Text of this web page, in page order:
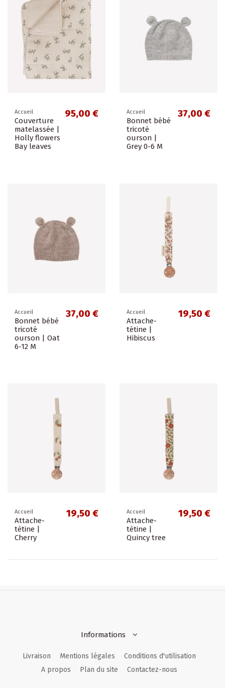
Accueil
Couverture
matelassée |
Holly flowers
Bay leaves
95,00 € Accueil
Bonnet bébé
tricoté
ourson |
Grey 0-6 M
37,00 €
Accueil
Bonnet bébé
tricoté
ourson | Oat
6-12 M
37,00 € Accueil
Attache-
tétine |
Hibiscus
19,50 €
Accueil
Attache-
tétine |
Cherry
19,50 € Accueil
Attache-
tétine |
Quincy tree
19,50 €
Informations
Livraison Mentions légales
Conditions d'utilisation
A propos
Plan du site Contactez-nous